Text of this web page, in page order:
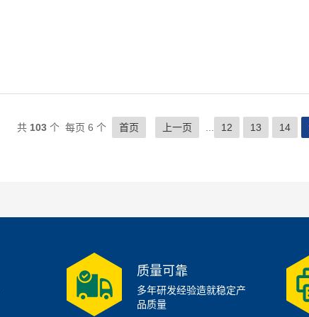
共 103个 每页 6 个 首页 上一页 12 13 14
质量可靠
多年研发经验造就稳定产
品质量